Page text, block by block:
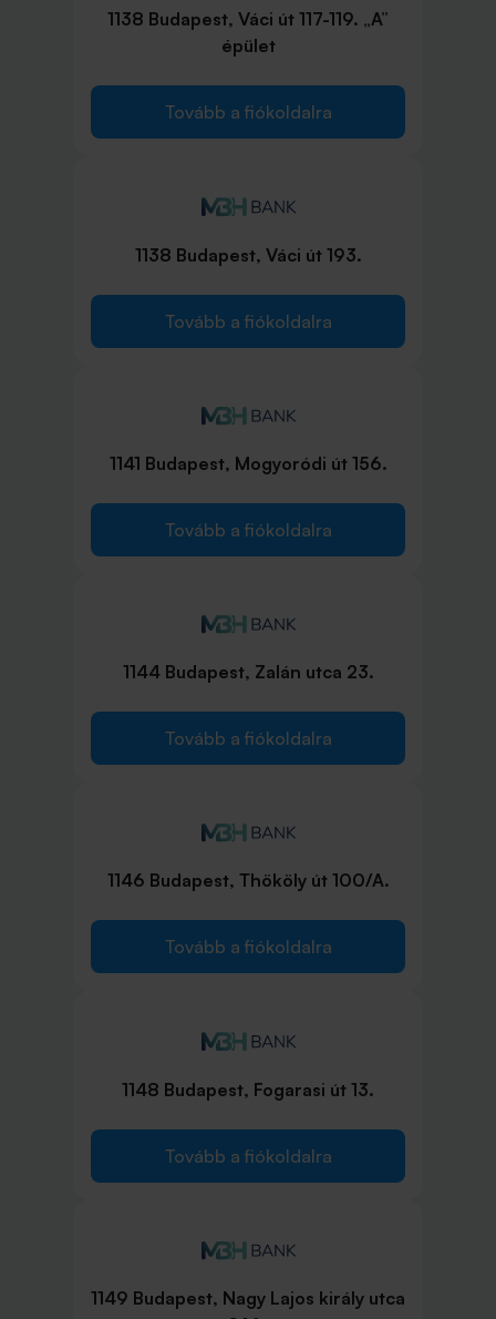
1138 Budapest, Váci út 117-119. „A”
épület
Tovább a fiókoldalra
1138 Budapest, Váci út 193.
Tovább a fiókoldalra
1141 Budapest, Mogyoródi út 156.
Tovább a fiókoldalra
1144 Budapest, Zalán utca 23.
Tovább a fiókoldalra
1146 Budapest, Thököly út 100/A.
Tovább a fiókoldalra
1148 Budapest, Fogarasi út 13.
Tovább a fiókoldalra
1149 Budapest, Nagy Lajos király utca